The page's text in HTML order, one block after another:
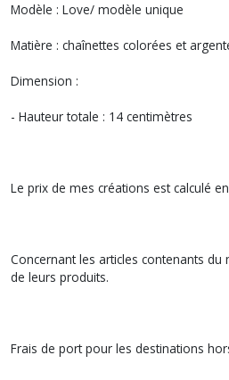
Modèle : Love/ modèle unique
Matière : chaînettes colorées et
Dimension :
- Hauteur totale : 14 centimètres
Le prix de mes créations est calculé
Concernant les articles contenants
de leurs produits.
Frais de port pour les destinations